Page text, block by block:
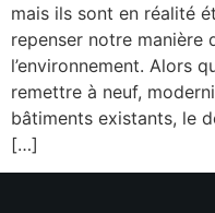
mais ils sont en réalité
repenser notre manière
l’environnement. Alors
remettre à neuf,
bâtiments existants, le
[…]